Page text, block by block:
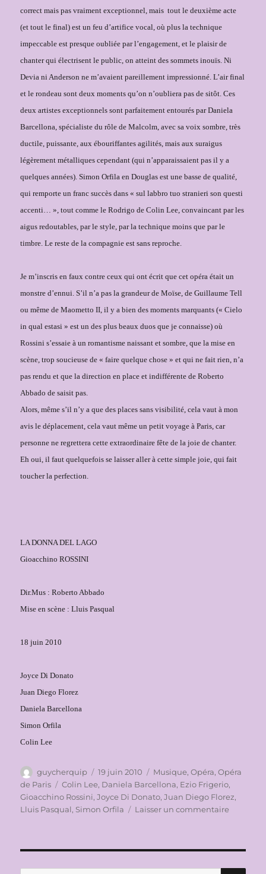
correct mais pas vraiment exceptionnel, mais tout le deuxième acte
(et tout le final) est un feu d’artifice vocal, où plus la technique
impeccable est presque oubliée par l’engagement, et le plaisir de
chanter qui électrisent le public, on atteint des sommets inouïs. Ni
Devia ni Anderson ne m’avaient pareillement impressionné. L’air final
et le rondeau sont deux moments qu’on n’oubliera pas de sitôt. Ces
deux artistes exceptionnels sont parfaitement entourés par Daniela
Barcellona, spécialiste du rôle de Malcolm, avec sa voix sombre, très
ductile, puissante, aux ébouriffantes agilités, mais aux suraigus
légèrement métalliques cependant (qui n’apparaissaient pas il y a
quelques années). Simon Orfila en Douglas est une basse de qualité,
qui remporte un franc succès dans « sul labbro tuo stranieri son questi
accenti… », tout comme le Rodrigo de Colin Lee, convaincant par les
aigus redoutables, par le style, par la technique moins que par le
timbre. Le reste de la compagnie est sans reproche.
Je m’inscris en faux contre ceux qui ont écrit que cet opéra était un
monstre d’ennui. S’il n’a pas la grandeur de Moïse, de Guillaume Tell
ou même de Maometto II, il y a bien des moments marquants (« Cielo
in qual estasi » est un des plus beaux duos que je connaisse) où
Rossini s’essaie à un romantisme naissant et sombre, que la mise en
scène, trop soucieuse de « faire quelque chose » et qui ne fait rien, n’a
pas rendu et que la direction en place et indifférente de Roberto
Abbado de saisit pas.
Alors, même s’il n’y a que des places sans visibilité, cela vaut à mon
avis le déplacement, cela vaut même un petit voyage à Paris, car
personne ne regrettera cette extraordinaire fête de la joie de chanter.
Eh oui, il faut quelquefois se laisser aller à cette simple joie, qui fait
toucher la perfection.
LA DONNA DEL LAGO
Gioacchino ROSSINI
Dir.Mus : Roberto Abbado
Mise en scène : Lluis Pasqual
18 juin 2010
Joyce Di Donato
Juan Diego Florez
Daniela Barcellona
Simon Orfila
Colin Lee
Auteur
guycherquip
Publié
le
19 juin 2010 Catégories
Musique,Opéra,Opéra
de Paris
Étiquettes
Colin Lee, Daniela Barcellona, Ezio Frigerio,
Gioacchino Rossini,Joyce Di Donato,Juan Diego Florez,
Lluis Pasqual, Simon Orfila Laisser un commentairesur
2009-